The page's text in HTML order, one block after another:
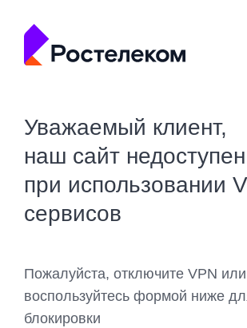
Уважаемый клиент,
наш сайт недоступен
при использовании
сервисов
Пожалуйста, отключите VPN или
воспользуйтесь формой ниже
блокировки